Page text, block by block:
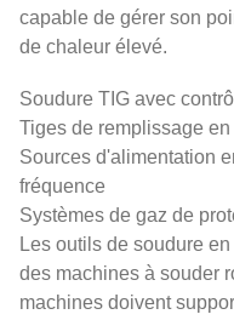
capable de gérer son
de chaleur élevé.
Soudure TIG avec
Tiges de remplissage
Sources d'alimentation
fréquence
Systèmes de gaz de
Les outils de soudure
des machines à souder
machines doivent